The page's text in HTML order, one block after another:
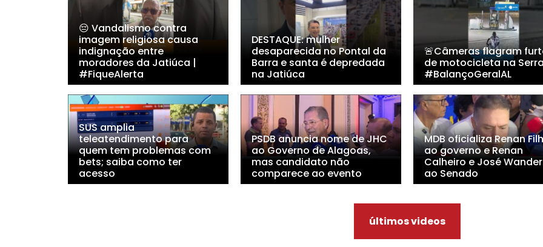
😔 Vandalismo contra
imagem religiosa causa
indignação entre
moradores da Jatiúca |
#FiqueAlerta
DESTAQUE: mulher
desaparecida no Pontal da
Barra e santa é depredada
na Jatiúca
🚨Câmeras flagram
de motocicleta na
#BalançoGeralAL
SUS amplia
teleatendimento para
quem tem problemas com
bets; saiba como ter
acesso
PSDB anuncia nome de JHC
ao Governo de Alagoas,
mas candidato não
comparece ao evento
MDB oficializa Renan
ao governo e Renan
Calheiro e José
ao Senado
últimos videos